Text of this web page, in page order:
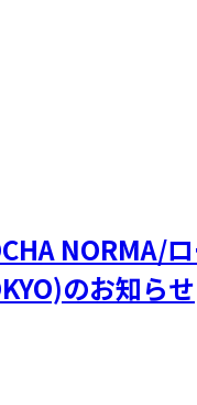
NORMA/
のお知らせ